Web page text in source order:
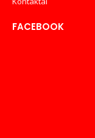
FACEBOOK